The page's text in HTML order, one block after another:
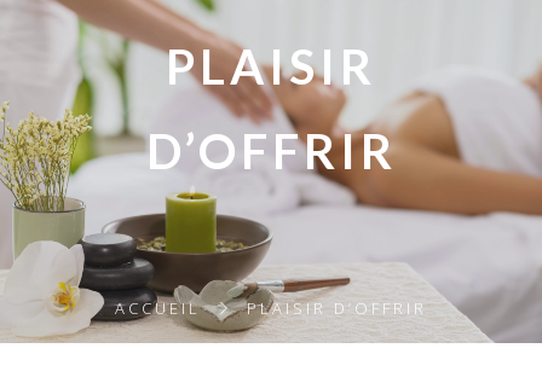
PLAISIR
D’OFFRIR
ACCUEIL PLAISIR D’OFFRIR